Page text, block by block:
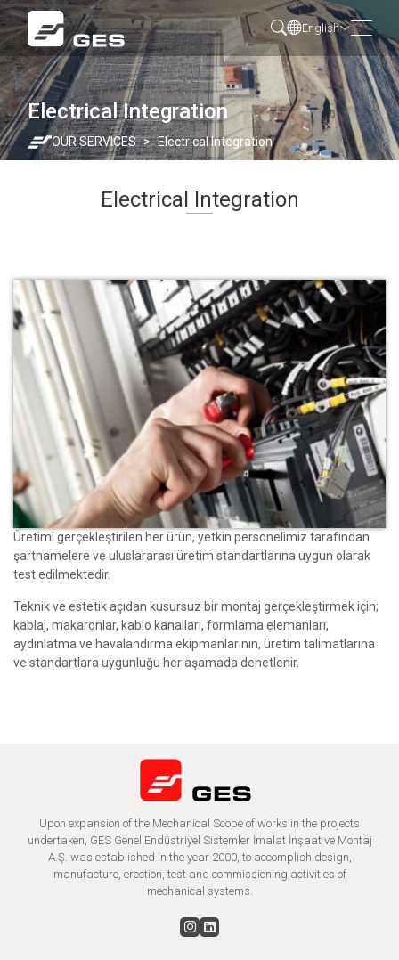
English
Electrical Integration
OUR SERVICES Electrical Integration
Electrical Integration
Üretimi gerçekleştirilen her ürün, yetkin personelimiz tarafından
şartnamelere ve uluslararası üretim standartlarına uygun olarak
test edilmektedir.
Teknik ve estetik açıdan kusursuz bir montaj gerçekleştirmek için;
kablaj, makaronlar, kablo kanalları, formlama elemanları,
aydınlatma ve havalandırma ekipmanlarının, üretim talimatlarına
ve standartlara uygunluğu her aşamada denetlenir.
Upon expansion of the Mechanical Scope of works in the projects
undertaken, GES Genel Endüstriyel Sistemler İmalat İnşaat ve Montaj
A.Ş. was established in the year 2000, to accomplish design,
manufacture, erection, test and commissioning activities of
mechanical systems.